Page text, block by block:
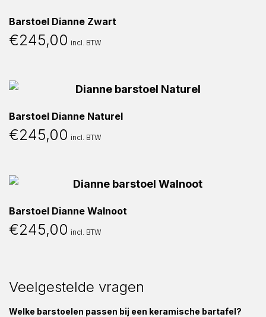
Barstoel Dianne Zwart
€245,00 incl. BTW
Barstoel Dianne Naturel
€245,00 incl. BTW
Barstoel Dianne Walnoot
€245,00 incl. BTW
Veelgestelde vragen
Welke barstoelen passen bij een keramische bartafel?